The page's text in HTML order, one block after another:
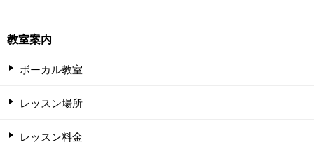
教室案内
ボーカル教室
レッスン場所
レッスン料金